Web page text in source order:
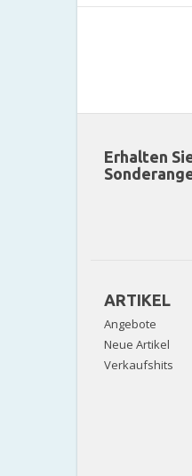
Erhalten
ARTIKEL
Angebote
Neue Artikel
Verkaufshits